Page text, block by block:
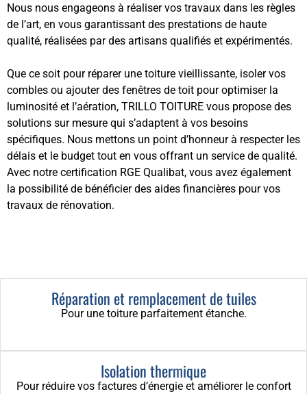
Nous nous engageons à réaliser vos travaux dans les règles
de l’art, en vous garantissant des prestations de haute
qualité, réalisées par des artisans qualifiés et expérimentés.
Que ce soit pour réparer une toiture vieillissante, isoler vos
combles ou ajouter des fenêtres de toit pour optimiser la
luminosité et l’aération, TRILLO TOITURE vous propose des
solutions sur mesure qui s’adaptent à vos besoins
spécifiques. Nous mettons un point d’honneur à respecter les
délais et le budget tout en vous offrant un service de qualité.
Avec notre certification RGE Qualibat, vous avez également
la possibilité de bénéficier des aides financières pour vos
travaux de rénovation.
Réparation et remplacement de tuiles
Pour une toiture parfaitement étanche.
Isolation thermique
Pour réduire vos factures d’énergie et améliorer le confort